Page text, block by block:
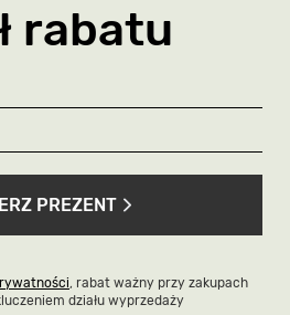
rabatu
PREZENT
, rabat ważny przy zakupach
działu wyprzedaży